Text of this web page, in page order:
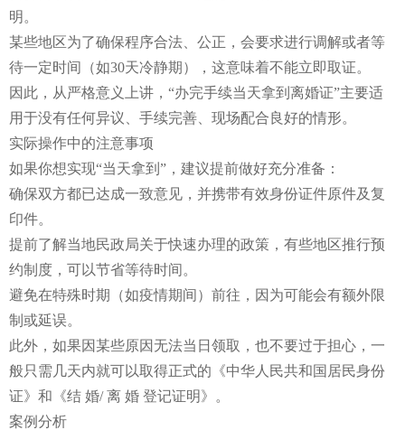
明。
某些地区为了确保程序合法、公正，会要求进行调解或者等
待一定时间（如30天冷静期），这意味着不能立即取证。
因此，从严格意义上讲，“办完手续当天拿到离婚证”主要适
用于没有任何异议、手续完善、现场配合良好的情形。
实际操作中的注意事项
如果你想实现“当天拿到”，建议提前做好充分准备：
确保双方都已达成一致意见，并携带有效身份证件原件及复
印件。
提前了解当地民政局关于快速办理的政策，有些地区推行预
约制度，可以节省等待时间。
避免在特殊时期（如疫情期间）前往，因为可能会有额外限
制或延误。
此外，如果因某些原因无法当日领取，也不要过于担心，一
般只需几天内就可以取得正式的《中华人民共和国居民身份
证》和《结 婚/ 离 婚 登记证明》。
案例分析